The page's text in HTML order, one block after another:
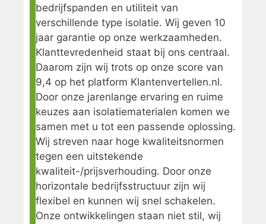
bedrijfspanden en utiliteit van
verschillende type isolatie. Wij geven 10
jaar garantie op onze werkzaamheden.
Klanttevredenheid staat bij ons centraal.
Daarom zijn wij trots op onze score van
9,4 op het platform Klantenvertellen.nl.
Door onze jarenlange ervaring en ruime
keuzes aan isolatiematerialen komen we
samen met u tot een passende oplossing.
Wij streven naar hoge kwaliteitsnormen
tegen een uitstekende
kwaliteit-/prijsverhouding. Door onze
horizontale bedrijfsstructuur zijn wij
flexibel en kunnen wij snel schakelen.
Onze ontwikkelingen staan niet stil, wij